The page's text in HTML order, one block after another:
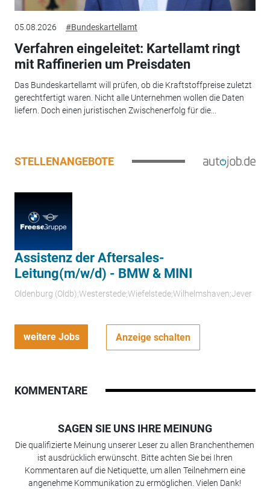
05.08.2026 #Bundeskartellamt
Verfahren eingeleitet: Kartellamt ringt
mit Raffinerien um Preisdaten
Das Bundeskartellamt will prüfen, ob die Kraftstoffpreise zuletzt
gerechtfertigt waren. Nicht alle Unternehmen wollen die Daten
liefern. Doch einen juristischen Zwischenerfolg für die...
STELLENANGEBOTE
Assistenz der Aftersales-
Leitung(m/w/d) - BMW & MINI
Oldenburg (Oldb);Westerstede;Wiefelstede;Wilhelmshaven;Jever
weitere Jobs Anzeige schalten
KOMMENTARE
SAGEN SIE UNS IHRE MEINUNG
Die qualifizierte Meinung unserer Leser zu allen Branchenthemen
ist ausdrücklich erwünscht. Bitte achten Sie bei Ihren
Kommentaren auf die Netiquette, um allen Teilnehmern eine
angenehme Kommunikation zu ermöglichen. Vielen Dank!